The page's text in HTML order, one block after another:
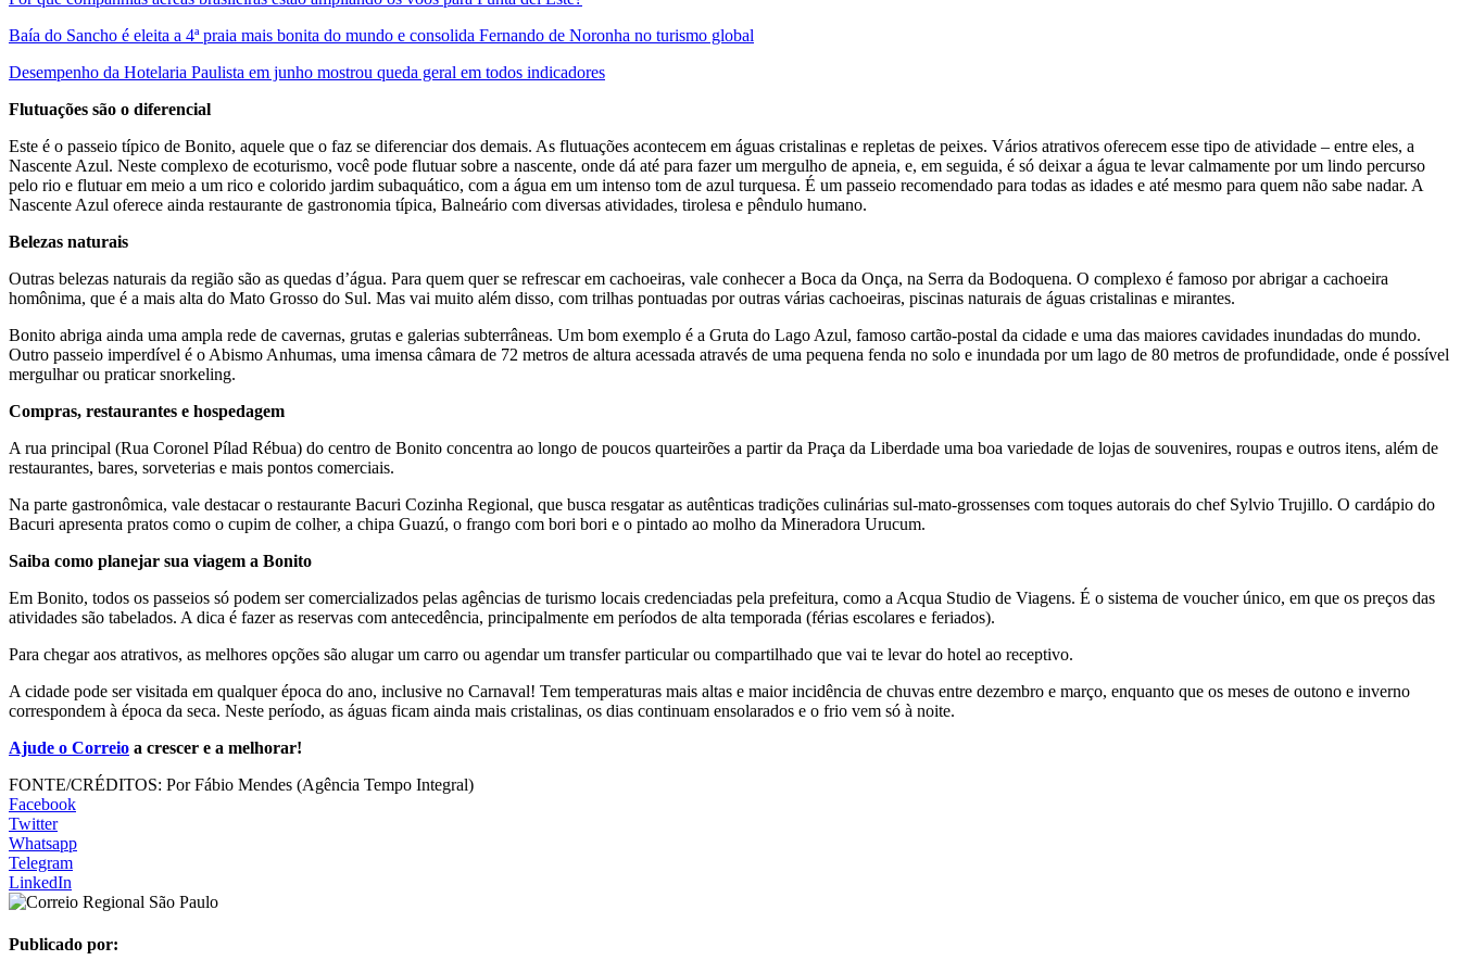
Baía do Sancho é eleita a 4ª praia mais bonita do mundo e consolida Fernando de Noronha no turismo global
Desempenho da Hotelaria Paulista em junho mostrou queda geral em todos indicadores
Flutuações são o diferencial
Este é o passeio típico de Bonito, aquele que o faz se diferenciar dos demais. As flutuações acontecem em águas cristalinas e repletas de peixes. Vários atrativos oferecem esse tipo de atividade – entre eles, a
Nascente Azul. Neste complexo de ecoturismo, você pode flutuar sobre a nascente, onde dá até para fazer um mergulho de apneia, e, em seguida, é só deixar a água te levar calmamente por um lindo percurso
pelo rio e flutuar em meio a um rico e colorido jardim subaquático, com a água em um intenso tom de azul turquesa. É um passeio recomendado para todas as idades e até mesmo para quem não sabe nadar. A
Nascente Azul oferece ainda restaurante de gastronomia típica, Balneário com diversas atividades, tirolesa e pêndulo humano.
Belezas naturais
Outras belezas naturais da região são as quedas d’água. Para quem quer se refrescar em cachoeiras, vale conhecer a Boca da Onça, na Serra da Bodoquena. O complexo é famoso por abrigar a cachoeira
homônima, que é a mais alta do Mato Grosso do Sul. Mas vai muito além disso, com trilhas pontuadas por outras várias cachoeiras, piscinas naturais de águas cristalinas e mirantes.
Bonito abriga ainda uma ampla rede de cavernas, grutas e galerias subterrâneas. Um bom exemplo é a Gruta do Lago Azul, famoso cartão-postal da cidade e uma das maiores cavidades inundadas do mundo.
Outro passeio imperdível é o Abismo Anhumas, uma imensa câmara de 72 metros de altura acessada através de uma pequena fenda no solo e inundada por um lago de 80 metros de profundidade, onde é possível
mergulhar ou praticar snorkeling.
Compras, restaurantes e hospedagem
A rua principal (Rua Coronel Pílad Rébua) do centro de Bonito concentra ao longo de poucos quarteirões a partir da Praça da Liberdade uma boa variedade de lojas de souvenires, roupas e outros itens, além de
restaurantes, bares, sorveterias e mais pontos comerciais.
Na parte gastronômica, vale destacar o restaurante Bacuri Cozinha Regional, que busca resgatar as autênticas tradições culinárias sul-mato-grossenses com toques autorais do chef Sylvio Trujillo. O cardápio do
Bacuri apresenta pratos como o cupim de colher, a chipa Guazú, o frango com bori bori e o pintado ao molho da Mineradora Urucum.
Saiba como planejar sua viagem a Bonito
Em Bonito, todos os passeios só podem ser comercializados pelas agências de turismo locais credenciadas pela prefeitura, como a Acqua Studio de Viagens. É o sistema de voucher único, em que os preços das
atividades são tabelados. A dica é fazer as reservas com antecedência, principalmente em períodos de alta temporada (férias escolares e feriados).
Para chegar aos atrativos, as melhores opções são alugar um carro ou agendar um transfer particular ou compartilhado que vai te levar do hotel ao receptivo.
A cidade pode ser visitada em qualquer época do ano, inclusive no Carnaval! Tem temperaturas mais altas e maior incidência de chuvas entre dezembro e março, enquanto que os meses de outono e inverno
correspondem à época da seca. Neste período, as águas ficam ainda mais cristalinas, os dias continuam ensolarados e o frio vem só à noite.
Ajude o Correio a crescer e a melhorar!
FONTE/CRÉDITOS: Por Fábio Mendes (Agência Tempo Integral)
Facebook
Twitter
Whatsapp
Telegram
LinkedIn
Publicado por: